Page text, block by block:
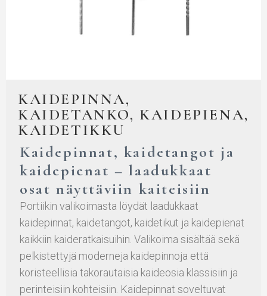
KAIDEPINNA,
KAIDETANKO, KAIDEPIENA,
KAIDETIKKU
Kaidepinnat, kaidetangot ja
kaidepienat – laadukkaat
osat näyttäviin kaiteisiin
Portiikin valikoimasta löydät laadukkaat
kaidepinnat, kaidetangot, kaidetikut ja kaidepienat
kaikkiin kaideratkaisuihin. Valikoima sisältää sekä
pelkistettyjä moderneja kaidepinnoja että
koristeellisia takorautaisia kaideosia klassisiin ja
perinteisiin kohteisiin. Kaidepinnat soveltuvat